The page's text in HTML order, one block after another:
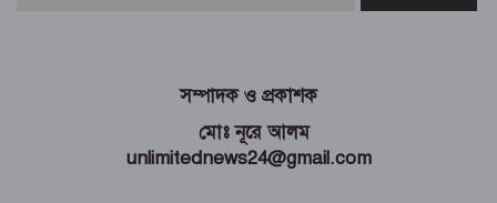
সম্পাদক ও প্রকাশক
মোঃ নূরে আলম
unlimitednews24@gmail.com